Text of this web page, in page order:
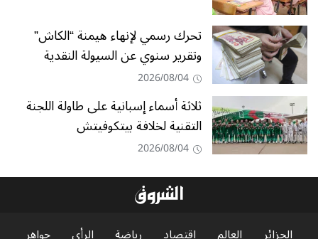
تحرك رسمي لإنهاء هيمنة “الكاش”
وتقرير سنوي عن السيولة النقدية
2026/08/04
ثلاثة أسماء إسبانية على طاولة اللجنة
التقنية لخلافة بيتكوفيتش
2026/08/04